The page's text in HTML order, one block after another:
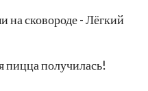
пицца получилась!